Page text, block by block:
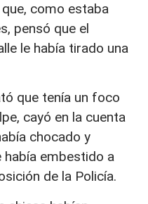
como estaba
pensó que el
le había tirado una
que tenía un foco
cayó en la cuenta
chocado y
había embestido a
de la Policía.